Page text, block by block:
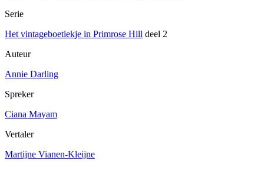
Serie
Het vintageboetiekje in Primrose Hill deel 2
Auteur
Annie Darling
Spreker
Ciana Mayam
Vertaler
Martijne Vianen-Kleijne